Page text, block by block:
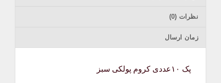
نظرات (0)
زمان ارسال
پک ۱۰عددی کروم پولکی سبز